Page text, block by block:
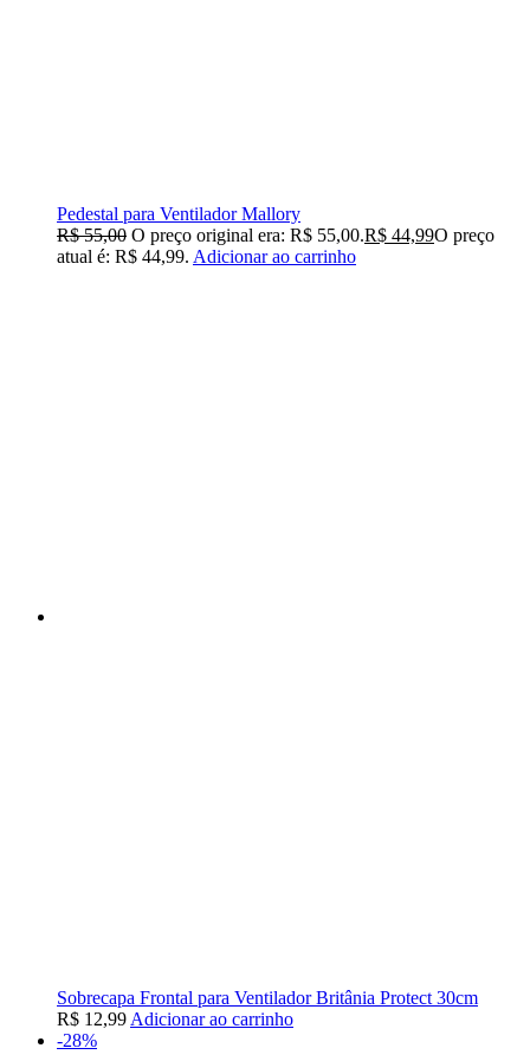
Pedestal para Ventilador Mallory
R$55,00 O preço original era: R$ 55,00.R$ 44,99O preço
atual é: R$ 44,99. Adicionar ao carrinho
Sobrecapa Frontal para Ventilador Britânia Protect 30cm
R$ 12,99 Adicionar ao carrinho
-28%